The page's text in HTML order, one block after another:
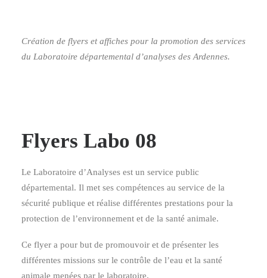
Création de flyers et affiches pour la promotion des services
du Laboratoire départemental d’analyses des Ardennes.
Flyers Labo 08
Le Laboratoire d’Analyses est un service public
départemental. Il met ses compétences au service de la
sécurité publique et réalise différentes prestations pour la
protection de l’environnement et de la santé animale.
Ce flyer a pour but de promouvoir et de présenter les
différentes missions sur le contrôle de l’eau et la santé
animale menées par le laboratoire.